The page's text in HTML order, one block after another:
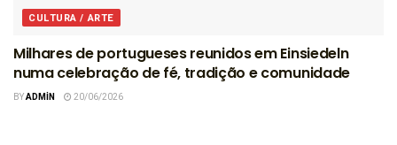
CULTURA / ARTE
Milhares de portugueses reunidos em Einsiedeln
numa celebração de fé, tradição e comunidade
BYADMIN 20/06/2026